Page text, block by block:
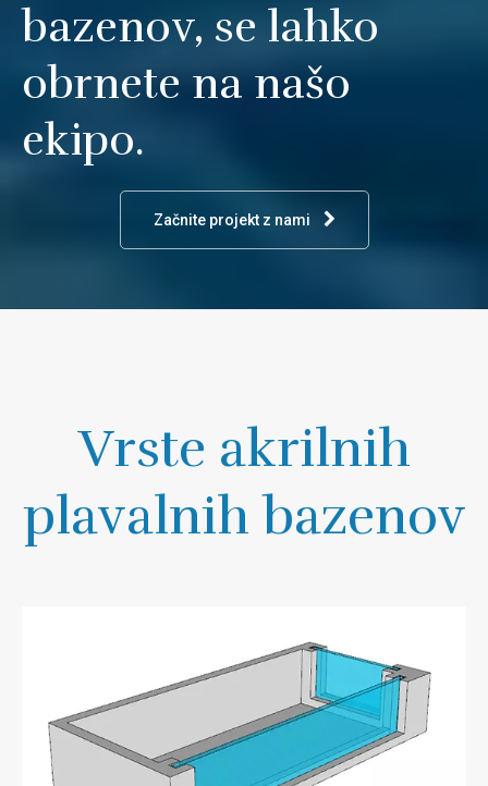
bazenov, se lahko
obrnete na našo
ekipo.
Začnite projekt z nami
Vrste akrilnih
plavalnih bazenov